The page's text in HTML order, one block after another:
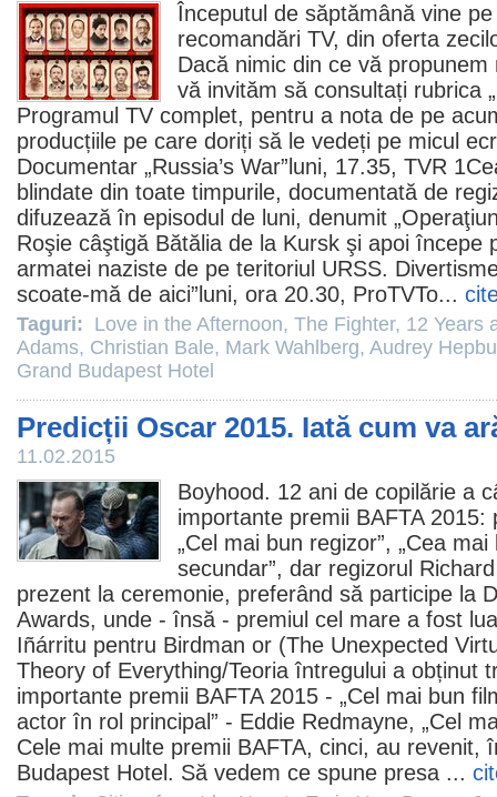
Începutul de săptămână vine
recomandări TV, din oferta
Dacă nimic din ce vă
vă invităm să consultați rubrica „
Programul TV complet, pentru a nota de pe
producțiile pe care doriți să le vedeți pe micul
Documentar „Russia’s War”luni, 17.35, TVR
blindate din toate timpurile, documentată de
difuzează în episodul de luni, denumit
Roşie câştigă Bătălia de la Kursk şi apoi începe
armatei naziste de pe teritoriul URSS.
scoate-mă de aici”luni, ora 20.30, ProTVTo...
Taguri: Love in the Afternoon, The Fighter, 12 Years
Adams, Christian Bale, Mark Wahlberg, Audrey
Grand Budapest Hotel
Predicții Oscar 2015. Iată cum va
11.02.2015
Boyhood. 12 ani de copilărie a
importante premii BAFTA 2015:
„Cel mai bun regizor”, „Cea
secundar”, dar regizorul
prezent la ceremonie, preferând să participe la
Awards, unde - însă - premiul cel mare a fost
Iñárritu pentru Birdman or (The Unexpected
Theory of Everything/Teoria întregului a obținut
importante premii BAFTA 2015 - „Cel mai bun
actor în rol principal” - Eddie Redmayne, „Cel
Cele mai multe premii BAFTA, cinci, au revenit,
Budapest Hotel . Să vedem ce spune presa ...